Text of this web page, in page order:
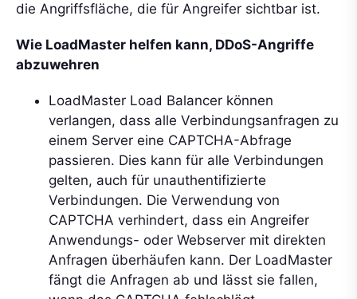
die Angriffsfläche, die für Angreifer sichtbar ist.
Wie LoadMaster helfen kann, DDoS-Angriffe
abzuwehren
LoadMaster Load Balancer können
verlangen, dass alle Verbindungsanfragen zu
einem Server eine CAPTCHA-Abfrage
passieren. Dies kann für alle Verbindungen
gelten, auch für unauthentifizierte
Verbindungen. Die Verwendung von
CAPTCHA verhindert, dass ein Angreifer
Anwendungs- oder Webserver mit direkten
Anfragen überhäufen kann. Der LoadMaster
fängt die Anfragen ab und lässt sie fallen,